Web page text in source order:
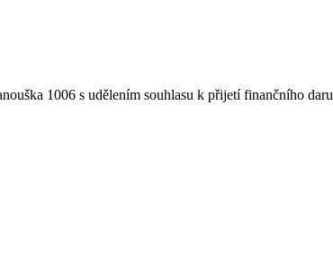
1006 s udělením souhlasu k přijetí finančního daru